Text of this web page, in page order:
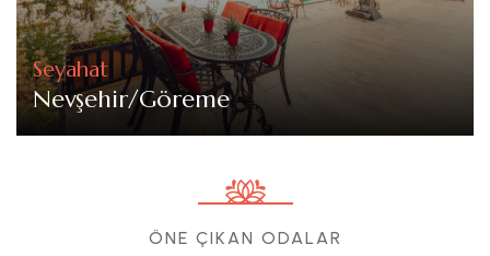
Seyahat
Nevşehir/Göreme
ÖNE ÇIKAN ODALAR